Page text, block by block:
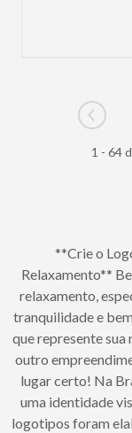
Go to
1 - 64
**Crie o
Relaxamento**
relaxamento,
tranquilidade e
que represente sua
outro
lugar certo! Na
uma identidade
logotipos foram